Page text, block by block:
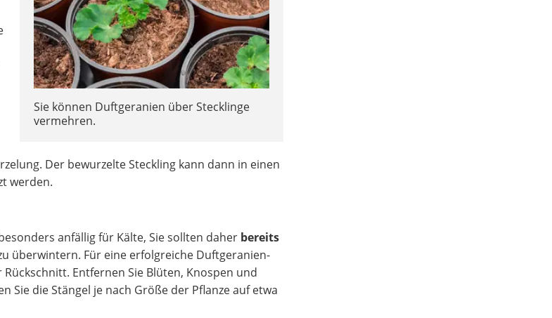
Sie können Duftgeranien über Stecklinge
vermehren.
Der bewurzelte Steckling kann dann in einen
werden.
anfällig für Kälte, Sie sollten daher bereits
überwintern. Für eine erfolgreiche Duftgeranien-
Entfernen Sie Blüten, Knospen und
Sie die Stängel je nach Größe der Pflanze auf etwa